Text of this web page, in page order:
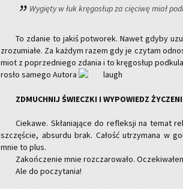
Wy­gię­ty w łuk krę­go­słup za cię­ci­wę miał
To zda­nie to jakiś po­two­rek. Nawet gdyby
zro­zu­mia­łe. Za każ­dym razem gdy je czy­tam
miot z po­przed­nie­go zda­nia i to krę­go­słup
ro­sło sa­me­go Au­to­ra
ZDMUCH­NIJ ŚWIECZ­KI I WY­PO­WIEDZ
Cie­ka­we. Skła­nia­ją­ce do re­flek­sji na temat
szczę­ście, ab­sur­du brak. Ca­łość utrzy­ma­na w
mnie to plus.
Za­koń­cze­nie mnie roz­cza­ro­wa­ło.
Ale do po­czy­ta­nia!